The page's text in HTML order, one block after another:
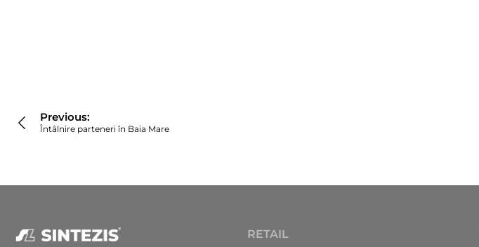
în
articole
Previous:
Întâlnire parteneri în Baia Mare
RETAIL